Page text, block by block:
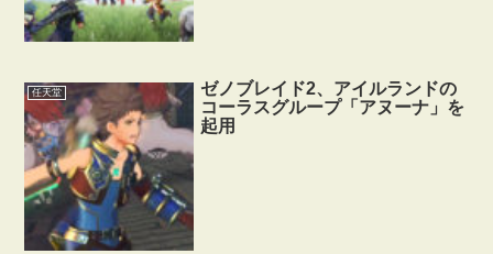
任天堂
ゼノブレイド2、アイルランドの
コーラスグループ「アヌーナ」を
起用